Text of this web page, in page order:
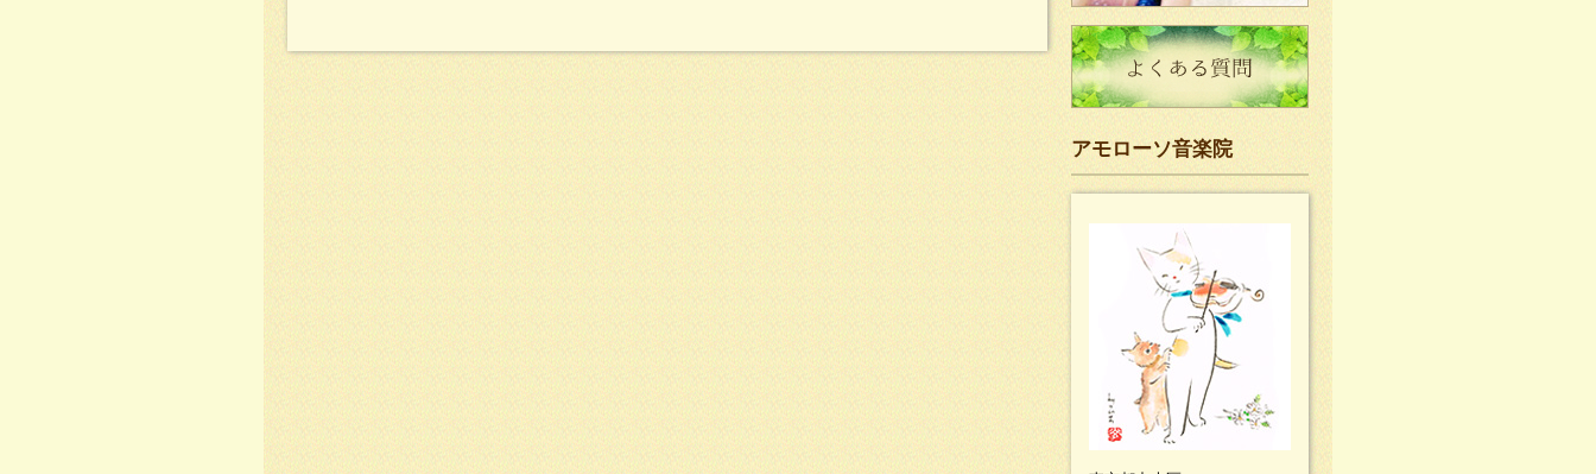
アモローソ音楽院